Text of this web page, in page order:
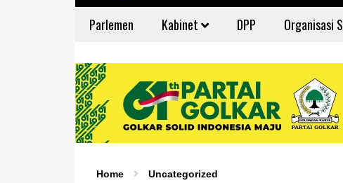
Parlemen Kabinet DPP Organisasi
Home Uncategorized